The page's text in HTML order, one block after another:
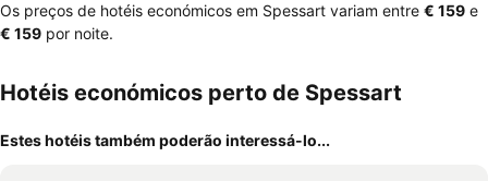
Os preços de hotéis económicos em Spessart variam entre ‎€ 159 e
‎€ 159 por noite.
Hotéis económicos perto de Spessart
Estes hotéis também poderão interessá-lo...